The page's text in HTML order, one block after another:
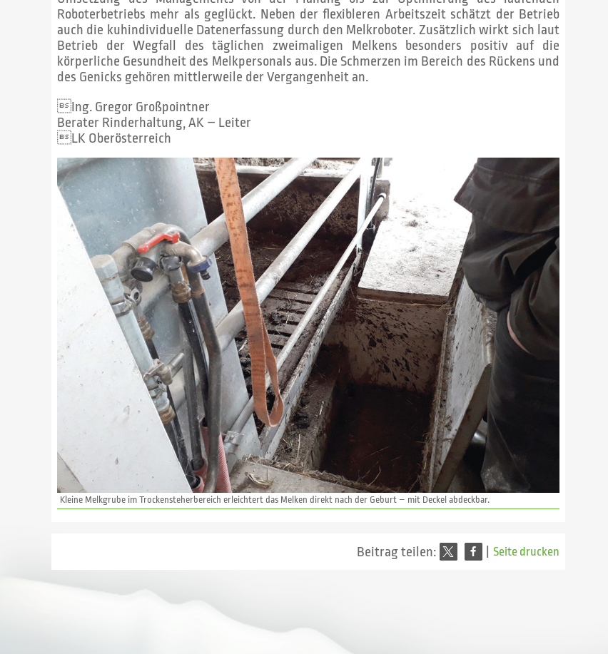
Roboterbetriebs mehr als geglückt. Neben der flexibleren Arbeitszeit schätzt der Betrieb
auch die kuhindividuelle Datenerfassung durch den Melkroboter. Zusätzlich wirkt sich laut
Betrieb der Wegfall des täglichen zweimaligen Melkens besonders positiv auf die
körperliche Gesundheit des Melkpersonals aus. Die Schmerzen im Bereich des Rückens und
des Genicks gehören mittlerweile der Vergangenheit an.
Ing. Gregor Großpointner
Berater Rinderhaltung, AK – Leiter
LK Oberösterreich
Kleine Melkgrube im Trockensteherbereich erleichtert das ­Melken direkt nach der Geburt – mit Deckel abdeckbar.
Beitrag teilen: Seite drucken